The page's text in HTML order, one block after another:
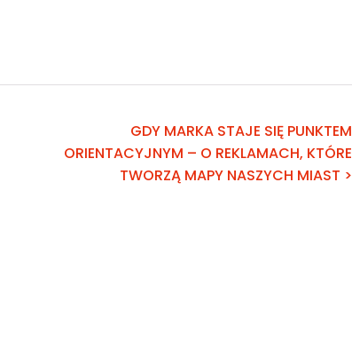
GDY MARKA STAJE SIĘ PUNKTEM
ORIENTACYJNYM – O REKLAMACH, KTÓRE
TWORZĄ MAPY NASZYCH MIAST >